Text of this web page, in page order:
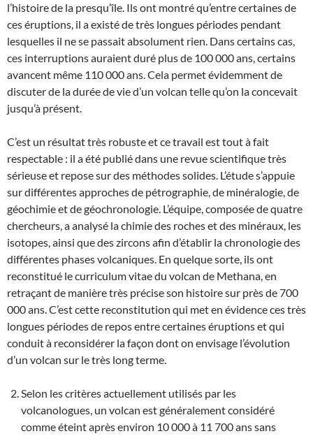
l’histoire de la presqu’île. Ils ont montré qu’entre certaines de
ces éruptions, il a existé de très longues périodes pendant
lesquelles il ne se passait absolument rien. Dans certains cas,
ces interruptions auraient duré plus de 100 000 ans, certains
avancent même 110 000 ans. Cela permet évidemment de
discuter de la durée de vie d’un volcan telle qu’on la concevait
jusqu’à présent.
C’est un résultat très robuste et ce travail est tout à fait
respectable : il a été publié dans une revue scientifique très
sérieuse et repose sur des méthodes solides. L’étude s’appuie
sur différentes approches de pétrographie, de minéralogie, de
géochimie et de géochronologie. L’équipe, composée de quatre
chercheurs, a analysé la chimie des roches et des minéraux, les
isotopes, ainsi que des zircons afin d’établir la chronologie des
différentes phases volcaniques. En quelque sorte, ils ont
reconstitué le curriculum vitae du volcan de Methana, en
retraçant de manière très précise son histoire sur près de 700
000 ans. C’est cette reconstitution qui met en évidence ces très
longues périodes de repos entre certaines éruptions et qui
conduit à reconsidérer la façon dont on envisage l’évolution
d’un volcan sur le très long terme.
Selon les critères actuellement utilisés par les
volcanologues, un volcan est généralement considéré
comme éteint après environ 10 000 à 11 700 ans sans